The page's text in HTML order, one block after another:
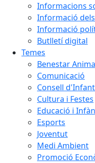
Informacions
Informació
Informació
Butlletí digital
Temes
Benestar
Comunicació
Consell
Cultura i Festes
Educació i
Esports
Joventut
Medi Ambient
Promoció